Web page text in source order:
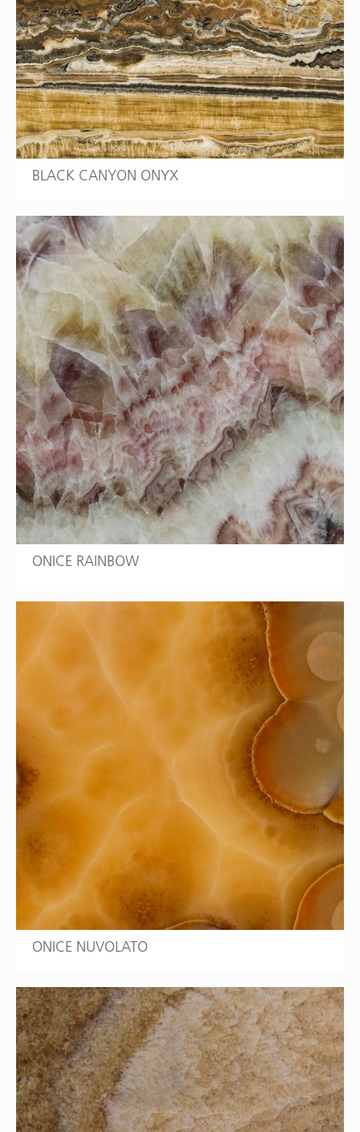
BLACK CANYON ONYX
ONICE RAINBOW
ONICE NUVOLATO